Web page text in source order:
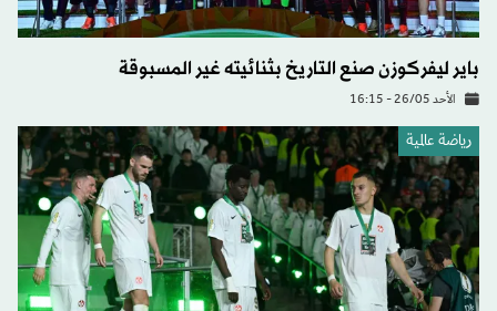
باير ليفركوزن صنع التاريخ بثنائيته غير المسبوقة
الأحد 26/05 - 16:15
رياضة عالمية